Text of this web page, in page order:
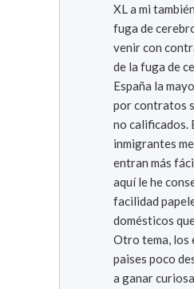
XL a mi
fuga de
venir con
de la fuga de
España la
por contratos
no calificados. Es como que los
inmigrantes
entran más fácil. Desde que
aquí le he
facilidad
domésticos
Otro tema, los
paises poco
a ganar